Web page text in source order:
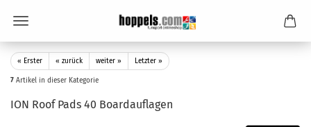
« Erster « zurück weiter » Letzter »
7 Artikel in dieser Kategorie
ION Roof Pads 40 Boardauflagen